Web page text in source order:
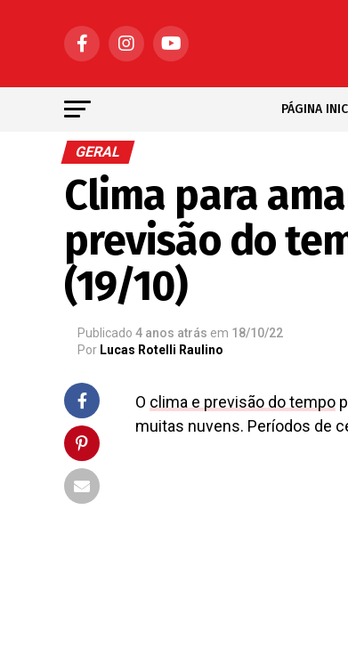
PÁGINA
GERAL
Clima para
previsão do
(19/10)
Publicado 4 anos atrás em 18/10/22
Por Lucas Rotelli Raulino
O clima e previsão do tempo
muitas nuvens. Períodos de